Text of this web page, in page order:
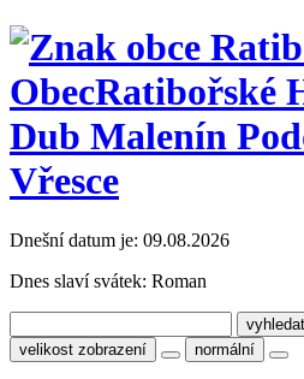
ObecRatibořské
Dub Malenín
Vřesce
Dnešní datum je: 09.08.2026
Dnes slaví svátek: Roman
velikost zobrazení normální